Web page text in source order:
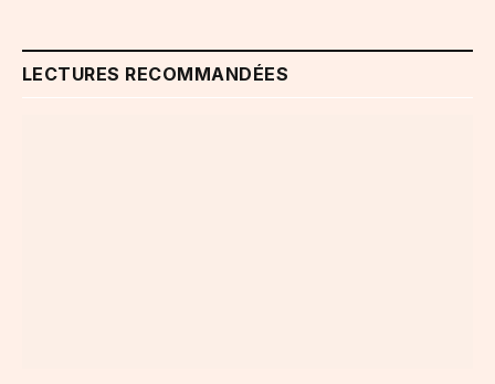
LECTURES RECOMMANDÉES